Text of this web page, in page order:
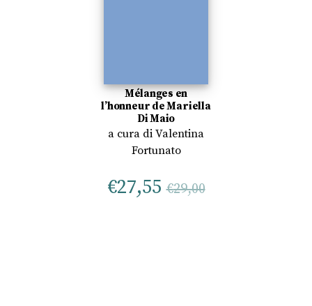
Mélanges en
l’honneur de Mariella
Di Maio
a cura di Valentina
Fortunato
€27,55 €29,00